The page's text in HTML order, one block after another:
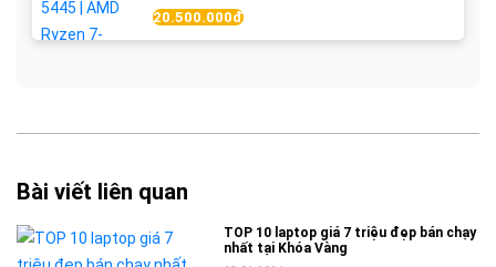
20.500.000đ
Bài viết liên quan
TOP 10 laptop giá 7 triệu đẹp bán chạy
nhất tại Khóa Vàng